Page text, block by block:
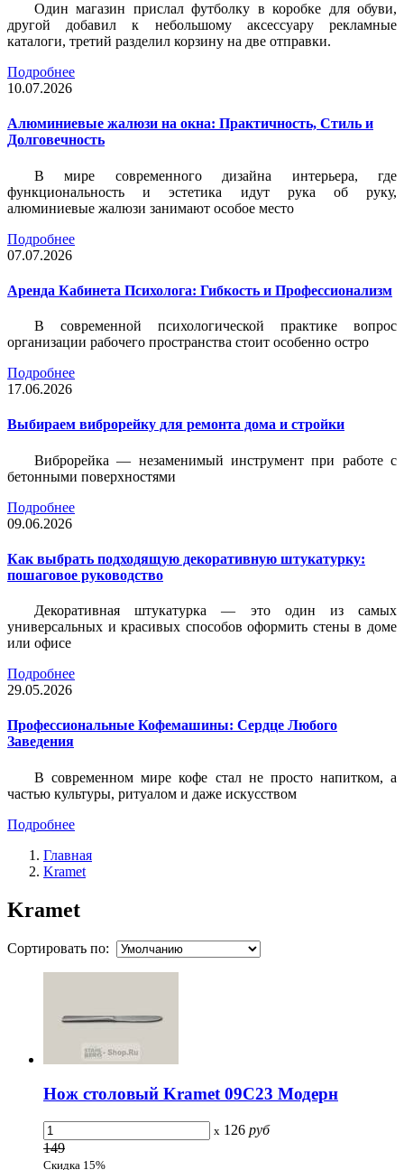
Один магазин прислал футболку в коробке для обуви,
другой добавил к небольшому аксессуару рекламные
каталоги, третий разделил корзину на две отправки.
Подробнее
10.07.2026
Алюминиевые жалюзи на окна: Практичность, Стиль и
Долговечность
В мире современного дизайна интерьера, где
функциональность и эстетика идут рука об руку,
алюминиевые жалюзи занимают особое место
Подробнее
07.07.2026
Аренда Кабинета Психолога: Гибкость и Профессионализм
В современной психологической практике вопрос
организации рабочего пространства стоит особенно остро
Подробнее
17.06.2026
Выбираем виброрейку для ремонта дома и стройки
Виброрейка — незаменимый инструмент при работе с
бетонными поверхностями
Подробнее
09.06.2026
Как выбрать подходящую декоративную штукатурку:
пошаговое руководство
Декоративная штукатурка — это один из самых
универсальных и красивых способов оформить стены в доме
или офисе
Подробнее
29.05.2026
Профессиональные Кофемашины: Сердце Любого
Заведения
В современном мире кофе стал не просто напитком, а
частью культуры, ритуалом и даже искусством
Подробнее
Главная
Kramet
Kramet
Сортировать по:
Нож столовый Kramet 09С23 Модерн
x 126 руб
149
Скидка 15%